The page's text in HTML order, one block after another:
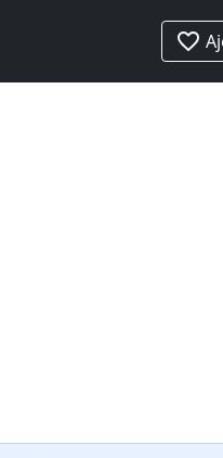
favorite_border